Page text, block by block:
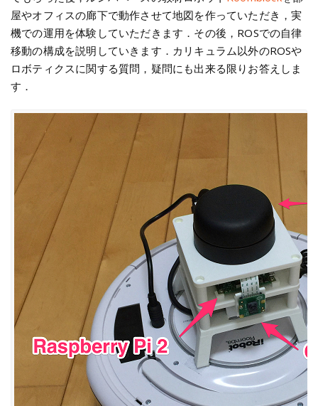
屋やオフィスの廊下で動作させて地図を作っていただき，実
機での運用を体験していただきます．その後，ROSでの自律
移動の構成を説明していきます．カリキュラム以外のROSや
ロボティクスに関する質問，疑問にも出来る限りお答えしま
す．